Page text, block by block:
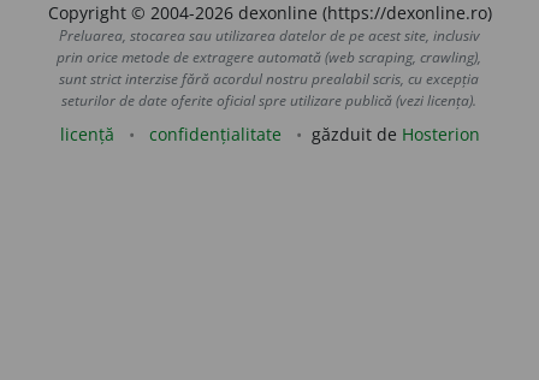
Copyright © 2004-2026 dexonline (https://dexonline.ro)
Preluarea, stocarea sau utilizarea datelor de pe acest site, inclusiv
prin orice metode de extragere automată (web scraping, crawling),
sunt strict interzise fără acordul nostru prealabil scris, cu excepția
seturilor de date oferite oficial spre utilizare publică (vezi licența).
licență confidențialitate găzduit de Hosterion